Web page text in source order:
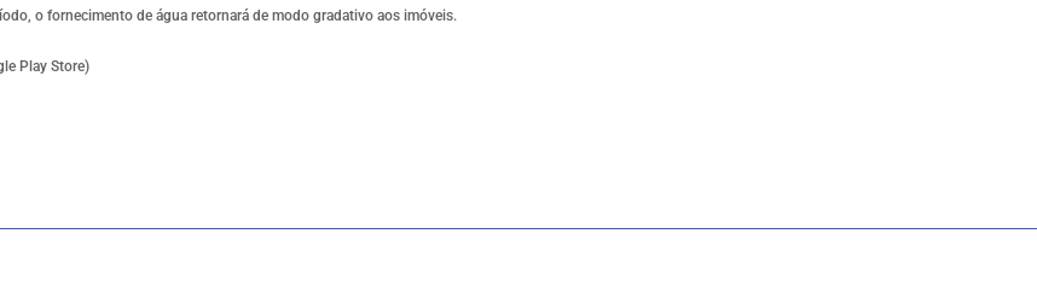
o fornecimento de água retornará de modo gradativo aos imóveis.
Play Store)